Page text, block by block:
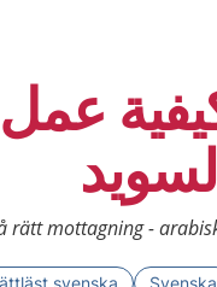
rätt mottagning -
Svenska
svenska